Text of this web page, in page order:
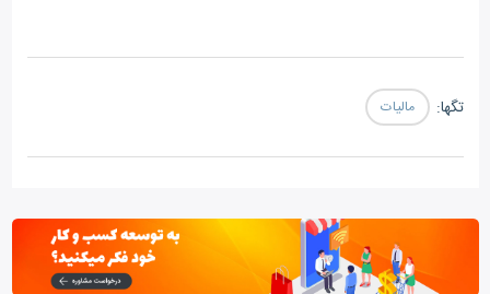
تگ‎ها: مالیات